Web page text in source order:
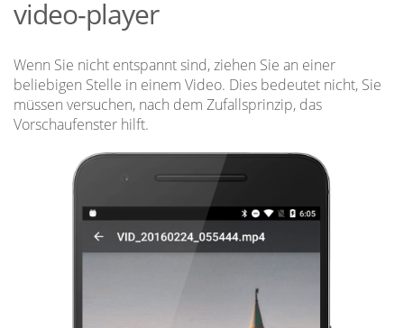
video-player
Wenn Sie nicht entspannt sind, ziehen Sie an einer
beliebigen Stelle in einem Video. Dies bedeutet nicht, Sie
müssen versuchen, nach dem Zufallsprinzip, das
Vorschaufenster hilft.